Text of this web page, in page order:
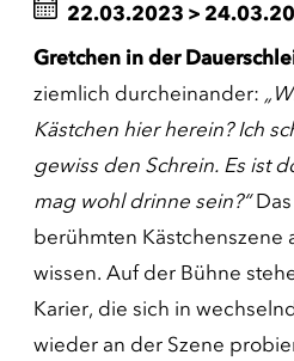
22.03.2023 >
Gretchen in der
ziemlich durcheinander:
Kästchen hier herein? Ich
gewiss den Schrein. Es ist
mag wohl drinne sein?“
berühmten Kästchenszene
wissen. Auf der Bühne
Karier, die sich in
wieder an der Szene